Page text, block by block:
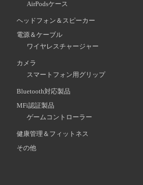
AirPodsケース
ヘッドフォン＆スピーカー
電源＆ケーブル
ワイヤレスチャージャー
カメラ
スマートフォン用グリップ
Bluetooth対応製品
MFi認証製品
ゲームコントローラー
健康管理＆フィットネス
その他